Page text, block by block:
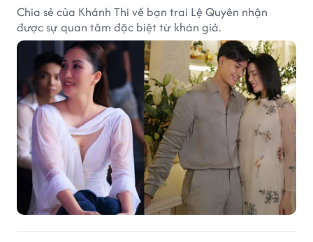
Chia sẻ của Khánh Thi về bạn trai Lệ Quyên nhận
được sự quan tâm đặc biệt từ khán giả.